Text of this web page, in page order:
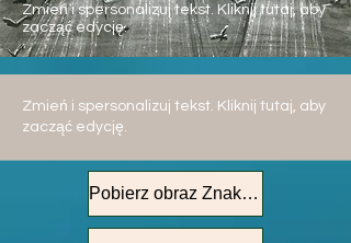
Zmień i spersonalizuj tekst. Kliknij tutaj, aby
zacząć edycję.
Zmień i spersonalizuj tekst. Kliknij tutaj, aby
zacząć edycję.
Pobierz obraz Znak na Niebie